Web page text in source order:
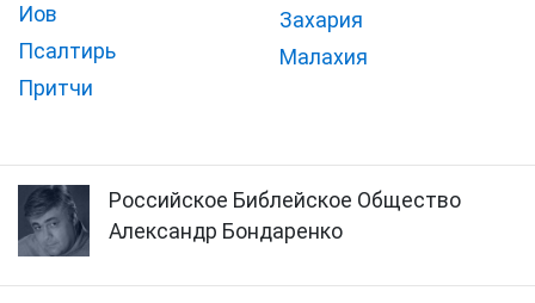
Иов
Псалтирь
Притчи
Захария
Малахия
Российское Библейское Общество
Александр Бондаренко